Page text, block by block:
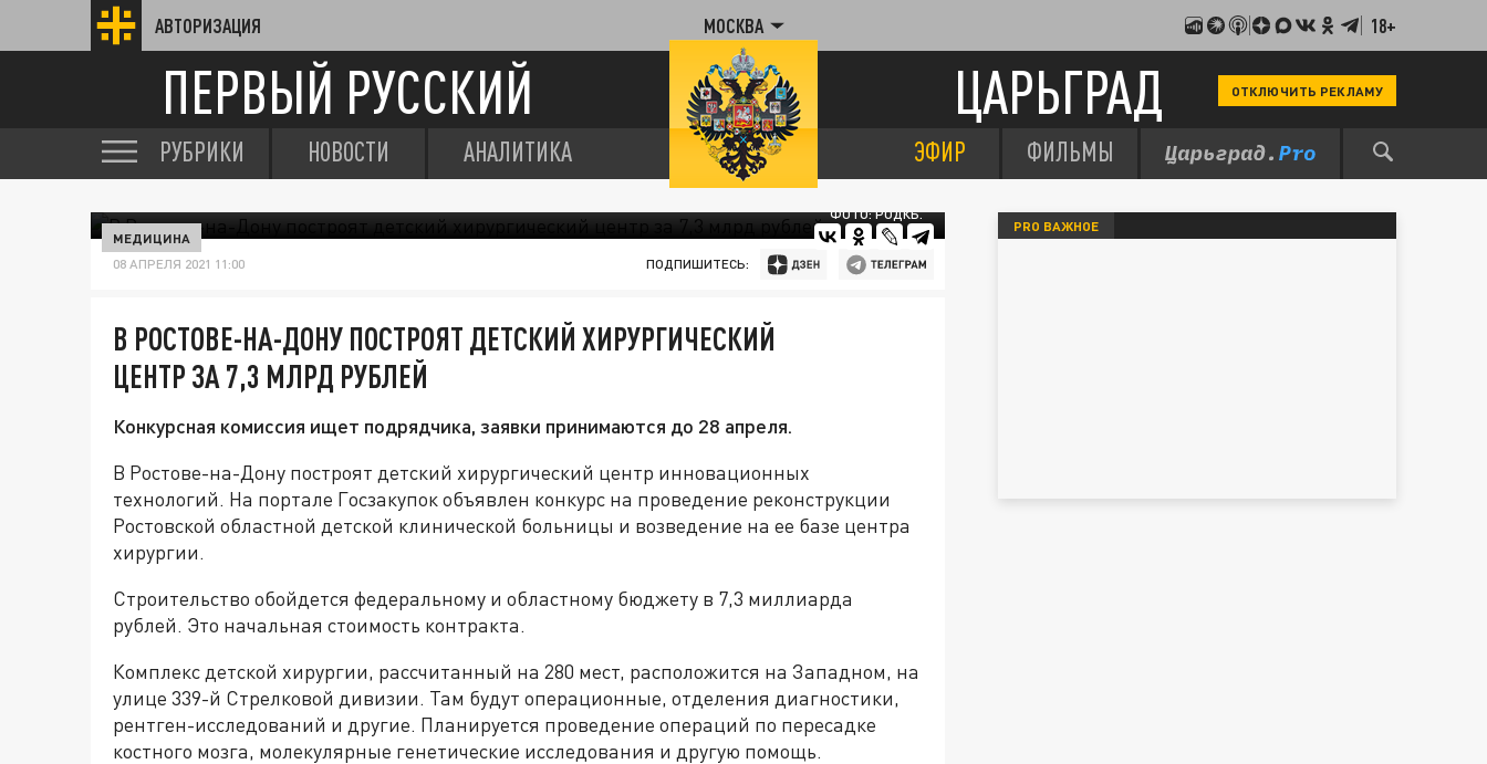
АВТОРИЗАЦИЯ МОСКВА 18+
ПЕРВЫЙ РУССКИЙ ЦАРЬГРАД ОТКЛЮЧИТЬ РЕКЛАМУ
РУБРИКИ НОВОСТИ АНАЛИТИКА ЭФИР ФИЛЬМЫ
ФОТО: РОДКБ.
МЕДИЦИНА
08 АПРЕЛЯ 2021 11:00 ПОДПИШИТЕСЬ:
В РОСТОВЕ-НА-ДОНУ ПОСТРОЯТ ДЕТСКИЙ ХИРУРГИЧЕСКИЙ
ЦЕНТР ЗА 7,3 МЛРД РУБЛЕЙ
Конкурсная комиссия ищет подрядчика, заявки принимаются до 28 апреля.
В Ростове-на-Дону построят детский хирургический центр инновационных
технологий. На портале Госзакупок объявлен конкурс на проведение реконструкции
Ростовской областной детской клинической больницы и возведение на ее базе центра
хирургии.
Строительство обойдется федеральному и областному бюджету в 7,3 миллиарда
рублей. Это начальная стоимость контракта.
Комплекс детской хирургии, рассчитанный на 280 мест, расположится на Западном, на
улице 339-й Стрелковой дивизии. Там будут операционные, отделения диагностики,
рентген-исследований и другие. Планируется проведение операций по пересадке
костного мозга, молекулярные генетические исследования и другую помощь.
PRO ВАЖНОЕ